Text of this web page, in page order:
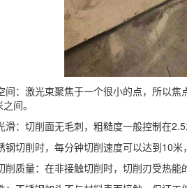
激光束聚焦于一个很小的点，所以焦
间。
：切削面无毛刺，粗糙度一般控制在
切削时，每分钟切削速度可以达到10米
质量：在非接触切削时，切削刃受热能